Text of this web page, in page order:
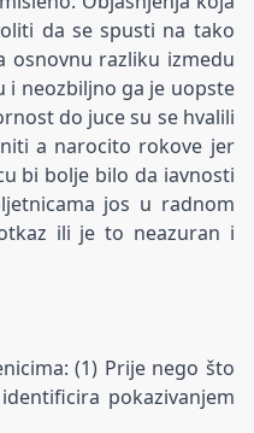
da se spusti na tako
osnovnu razliku izmedu
i neozbiljno ga je uopste
do juce su se hvalili
a narocito rokove jer
bi bolje bilo da iavnosti
jos u radnom
ili je to neazuran i
(1) Prije nego što
pokazivanjem